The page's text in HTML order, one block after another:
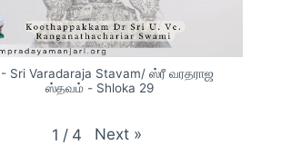
- Sri Varadaraja Stavam/ ஸ்ரீ வரதராஜ
ஸ்தவம் - Shloka 29
1 / 4 Next »